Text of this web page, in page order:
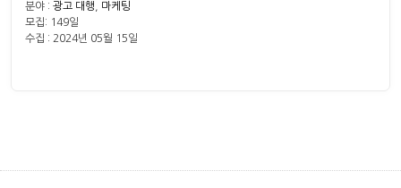
분야 : 광고 대행
마케팅
모집: 149일
수집 : 2024년 05월 15일